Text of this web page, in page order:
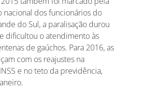
nacional dos funcionários do
do Sul, a paralisação durou
dificultou o atendimento às
de gaúchos. Para 2016, as
com os reajustes na
e no teto da previdência,